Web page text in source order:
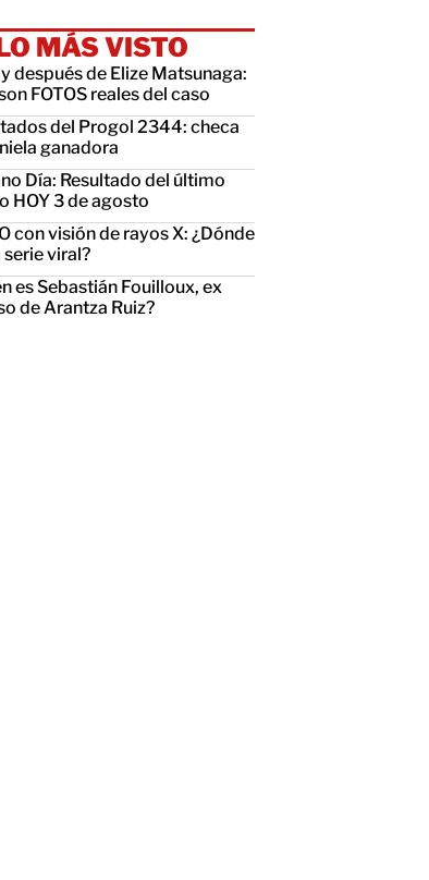
MÁS VISTO
después de Elize Matsunaga:
FOTOS reales del caso
del Progol 2344: checa
ganadora
Día: Resultado del último
HOY 3 de agosto
con visión de rayos X: ¿Dónde
serie viral?
es Sebastián Fouilloux, ex
de Arantza Ruiz?